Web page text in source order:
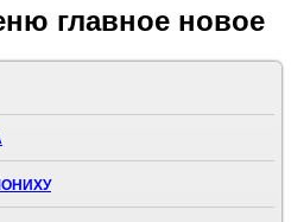
главное новое